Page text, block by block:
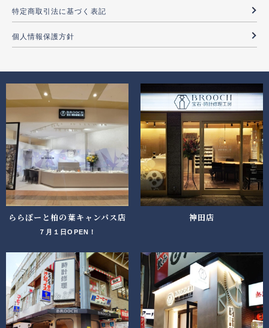
特定商取引法に基づく表記
個人情報保護方針
ららぽーと柏の葉キャンパス店
７月１日OPEN！
神田店